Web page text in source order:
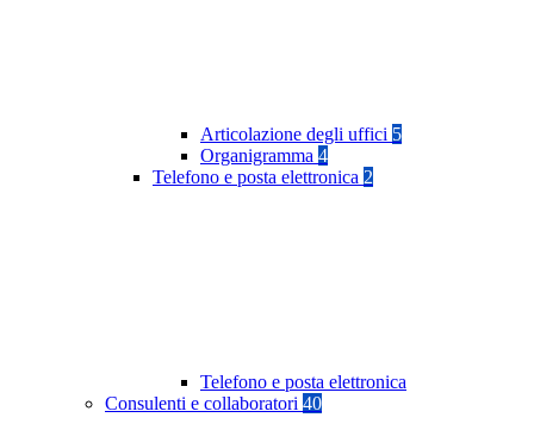
Articolazione degli uffici 5
Organigramma 4
Telefono e posta elettronica 2
Telefono e posta elettronica
Consulenti e collaboratori 40